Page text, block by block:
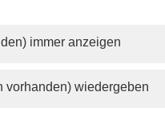
immer anzeigen
vorhanden) wiedergeben